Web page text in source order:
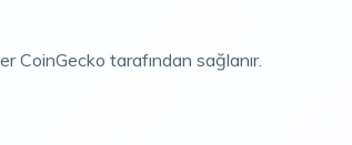
CoinGecko tarafından sağlanır.